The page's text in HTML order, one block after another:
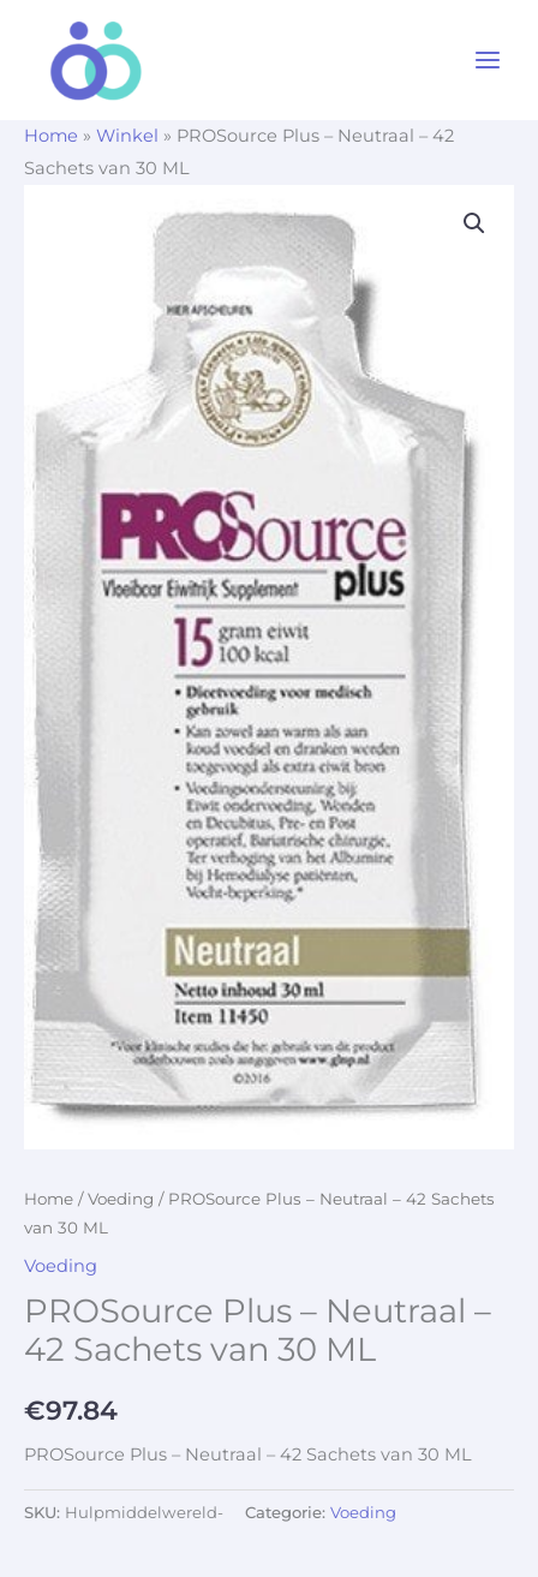
Home » Winkel » PROSource Plus – Neutraal – 42
Sachets van 30 ML
Home /Voeding / PROSource Plus – Neutraal – 42 Sachets
van 30 ML
Voeding
PROSource Plus – Neutraal –
42 Sachets van 30 ML
€97.84
PROSource Plus – Neutraal – 42 Sachets van 30 ML
SKU: Hulpmiddelwereld- Categorie: Voeding